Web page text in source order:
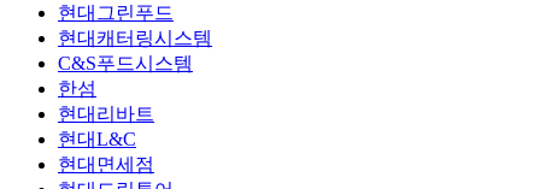
현대그린푸드
현대캐터링시스템
C&S푸드시스템
한섬
현대리바트
현대L&C
현대면세점